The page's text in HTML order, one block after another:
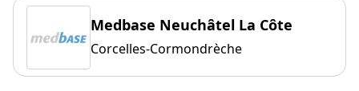
Medbase Neuchâtel La Côte
Corcelles-Cormondrèche